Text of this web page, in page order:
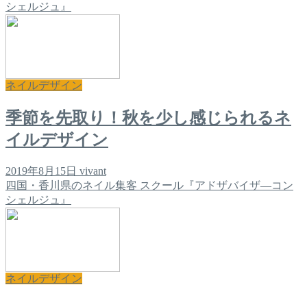
シェルジュ』
ネイルデザイン
季節を先取り！秋を少し感じられるネ
イルデザイン
2019年8月15日 vivant
四国・香川県のネイル集客 スクール『アドザバイザ―コン
シェルジュ』
ネイルデザイン